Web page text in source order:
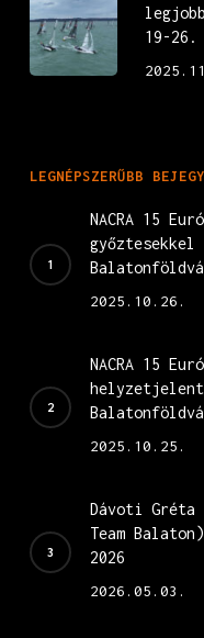
19-
LEGNÉPSZERŰBB
NACRA 15
győztesekkel
2025.10.26.
NACRA 15
2025.10.25.
Dávoti Gréta
Team
2026
2026.05.03.